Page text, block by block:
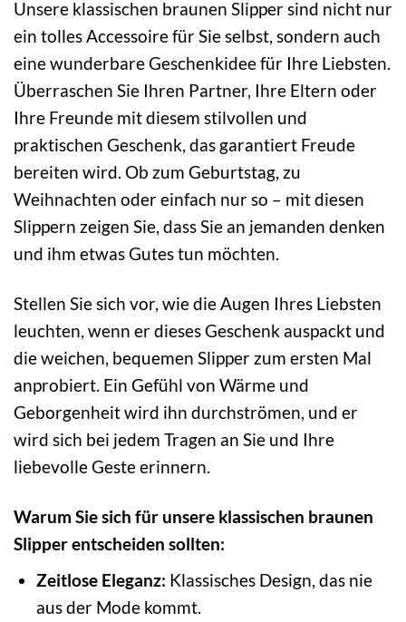
Unsere klassischen braunen Slipper sind nicht nur
ein tolles Accessoire für Sie selbst, sondern auch
eine wunderbare Geschenkidee für Ihre Liebsten.
Überraschen Sie Ihren Partner, Ihre Eltern oder
Ihre Freunde mit diesem stilvollen und
praktischen Geschenk, das garantiert Freude
bereiten wird. Ob zum Geburtstag, zu
Weihnachten oder einfach nur so – mit diesen
Slippern zeigen Sie, dass Sie an jemanden denken
und ihm etwas Gutes tun möchten.
Stellen Sie sich vor, wie die Augen Ihres Liebsten
leuchten, wenn er dieses Geschenk auspackt und
die weichen, bequemen Slipper zum ersten Mal
anprobiert. Ein Gefühl von Wärme und
Geborgenheit wird ihn durchströmen, und er
wird sich bei jedem Tragen an Sie und Ihre
liebevolle Geste erinnern.
Warum Sie sich für unsere klassischen braunen
Slipper entscheiden sollten:
Zeitlose Eleganz: Klassisches Design, das nie
aus der Mode kommt.